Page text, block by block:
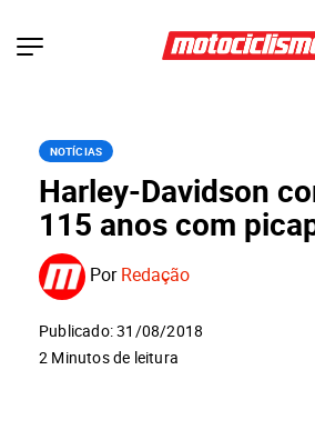
NOTÍCIAS
Harley-Davidson
115 anos com
PorRedação
Publicado: 31/08/2018
2 Minutos de leitura